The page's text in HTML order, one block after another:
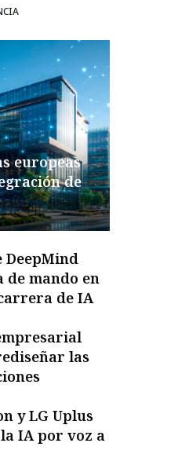
europeas
de
DeepMind
de mando en
de IA
las
y LG Uplus
IA por voz a